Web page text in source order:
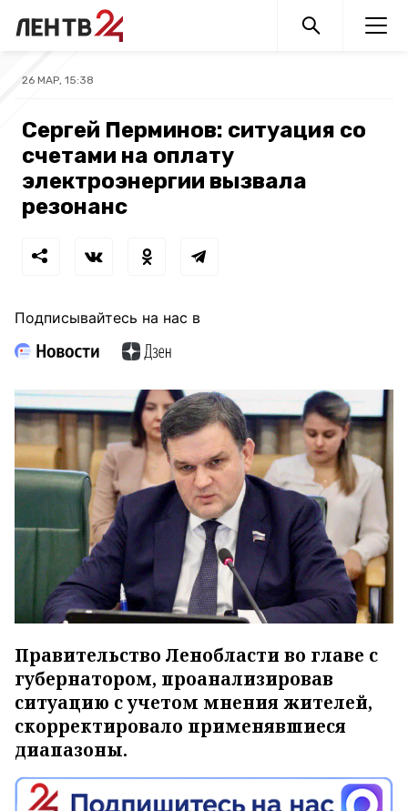
26 МАР, 15:38
Сергей Перминов: ситуация со
счетами на оплату
электроэнергии вызвала
резонанс
Подписывайтесь на нас в
Правительство Ленобласти во главе с
губернатором, проанализировав
ситуацию с учетом мнения жителей,
скорректировало применявшиеся
диапазоны.